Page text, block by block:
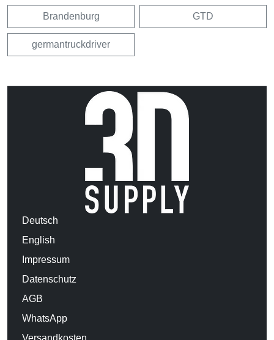
Brandenburg GTD
germantruckdriver
Deutsch
English
Impressum
Datenschutz
AGB
WhatsApp
Versandkosten